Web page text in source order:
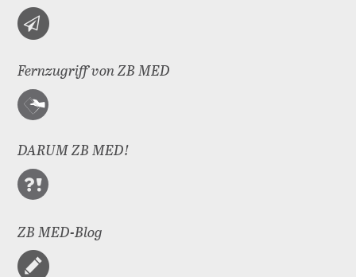
Fernzugriff von ZB MED
DARUM ZB MED!
ZB MED-Blog